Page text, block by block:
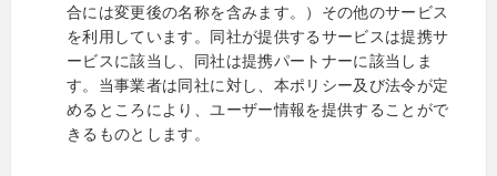
合には変更後の名称を含みます。）その他のサービス
を利用しています。同社が提供するサービスは提携サ
ービスに該当し、同社は提携パートナーに該当しま
す。当事業者は同社に対し、本ポリシー及び法令が定
めるところにより、ユーザー情報を提供することがで
きるものとします。